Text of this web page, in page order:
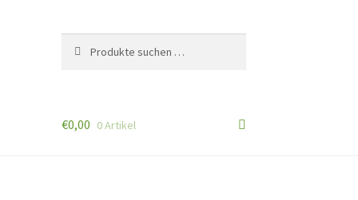
nach:
€0,00 0 Artikel